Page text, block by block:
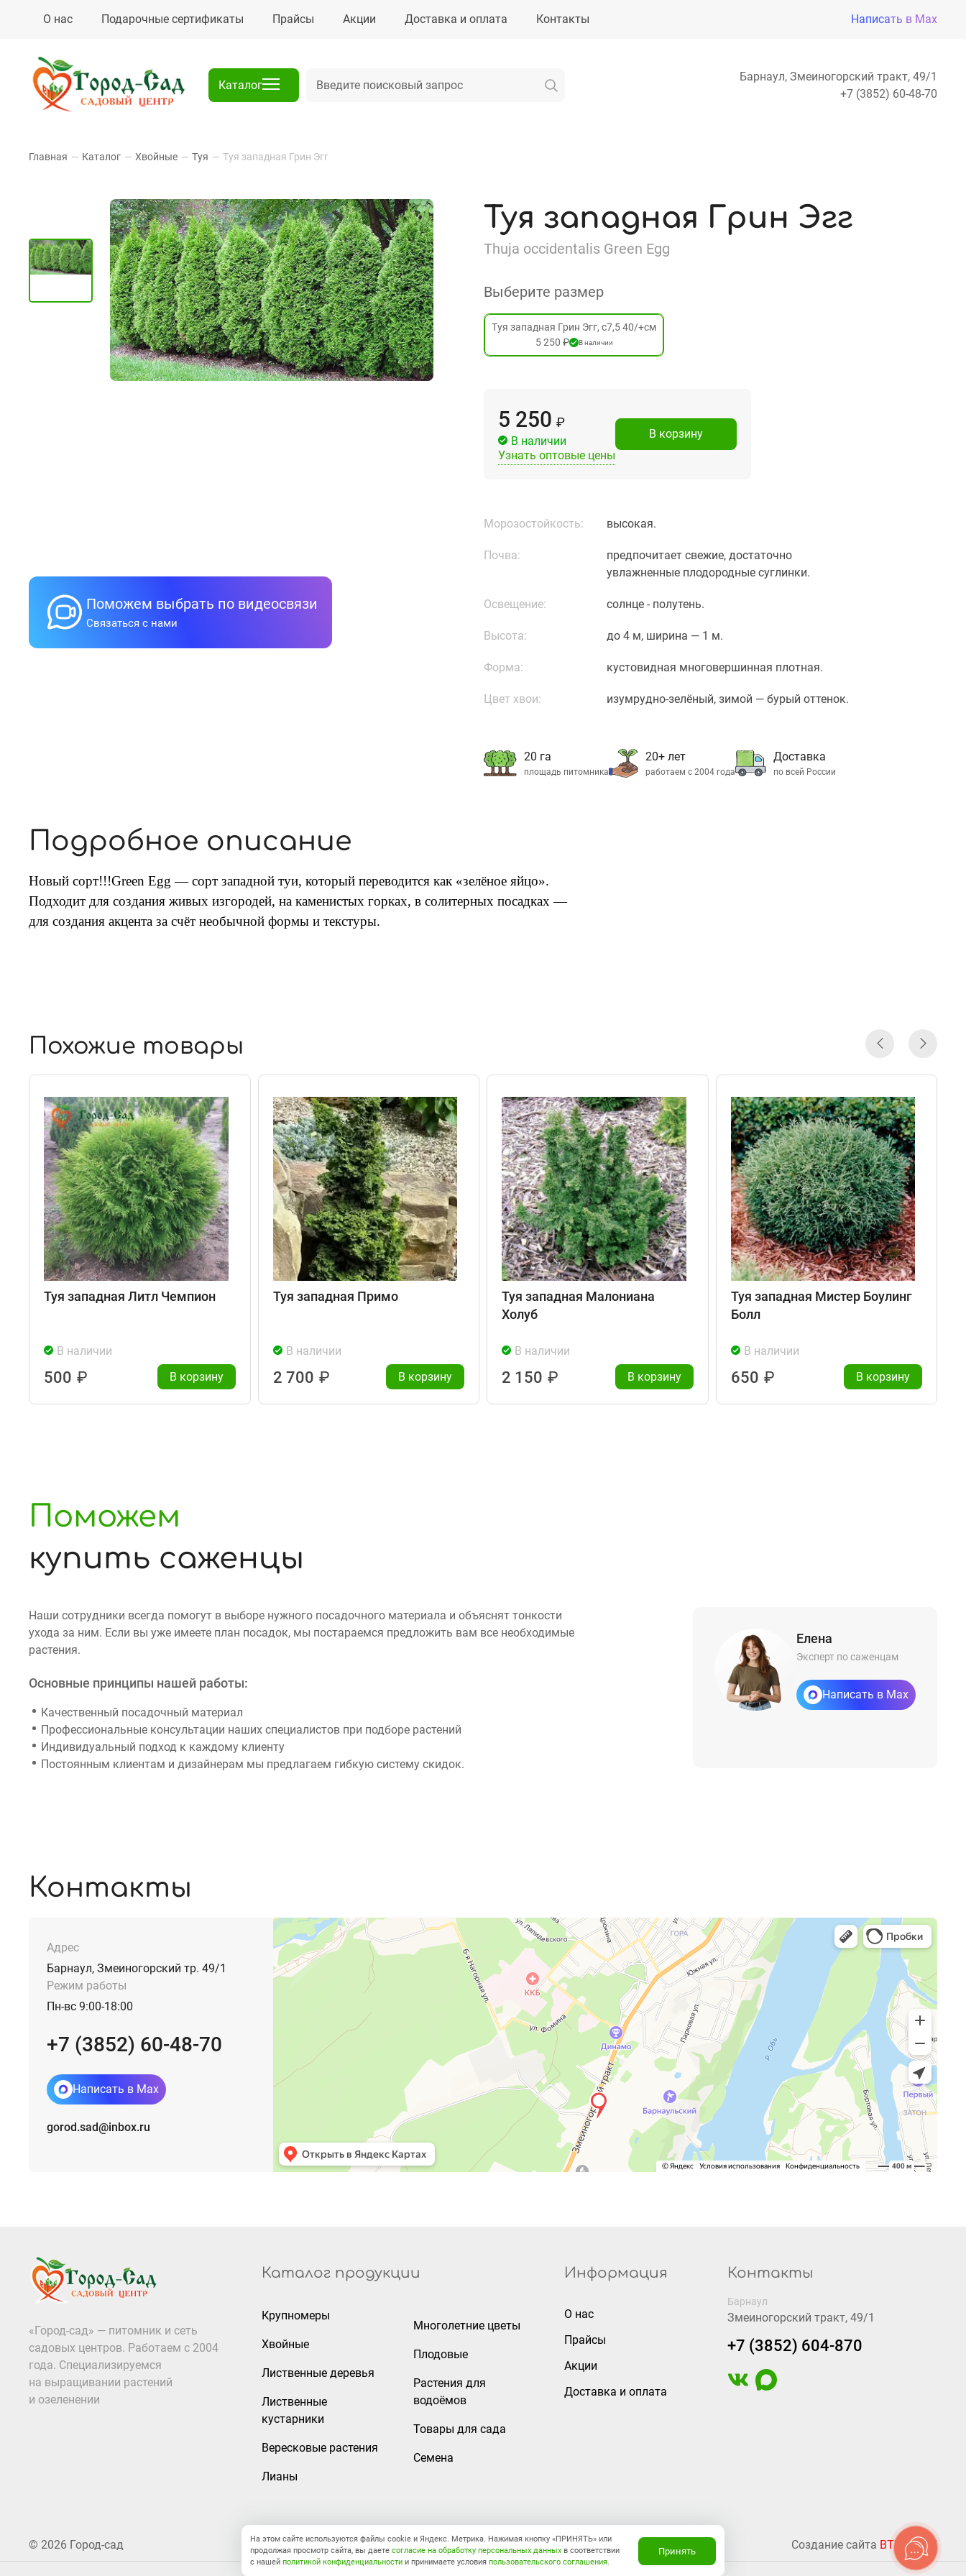
О нас Подарочные сертификаты Прайсы Акции Доставка и оплата Контакты Написать в Max
Каталог
Барнаул, Змеиногорский тракт, 49/1
+7 (3852) 60-48-70
Главная — Каталог — Хвойные — Туя — Туя западная Грин Эгг
Поможем выбрать по видеосвязи
Связаться с нами
Туя западная Грин Эгг
Thuja occidentalis Green Egg
Выберите размер
Туя западная Грин Эгг, c7,5 40/+см
5 250 ₽
В наличии
5 250 ₽
В наличии
Узнать оптовые цены
В корзину
Морозостойкость: высокая.
Почва:
предпочитает свежие, достаточно
увлажненные плодородные суглинки.
Освещение: солнце - полутень.
Высота: до 4 м, ширина — 1 м.
Форма: кустовидная многовершинная плотная.
Цвет хвои: изумрудно-зелёный, зимой — бурый оттенок.
20 га
площадь питомника
20+ лет
работаем с 2004 года
Доставка
по всей России
Подробное описание
Новый сорт!!!Green Egg — сорт западной туи, который переводится как «зелёное яйцо».
Подходит для создания живых изгородей, на каменистых горках, в солитерных посадках —
для создания акцента за счёт необычной формы и текстуры.
Похожие товары
Туя западная Литл Чемпион
В наличии
500 ₽ В корзину
Туя западная Примо
В наличии
2 700 ₽ В корзину
Туя западная Малониана
Холуб
В наличии
2 150 ₽ В корзину
Туя западная Мистер Боулинг
Болл
В наличии
650 ₽ В корзину
Поможем
купить саженцы
Наши сотрудники всегда помогут в выборе нужного посадочного материала и объяснят тонкости
ухода за ним. Если вы уже имеете план посадок, мы постараемся предложить вам все необходимые
растения.
Основные принципы нашей работы:
Качественный посадочный материал
Профессиональные консультации наших специалистов при подборе растений
Индивидуальный подход к каждому клиенту
Постоянным клиентам и дизайнерам мы предлагаем гибкую систему скидок.
Елена
Эксперт по саженцам
Написать в Max
Контакты
Адрес
Барнаул, Змеиногорский тр. 49/1
Режим работы
Пн-вс 9:00-18:00
+7 (3852) 60-48-70
Написать в Max
gorod.sad@inbox.ru
«Город-сад» — питомник и сеть
садовых центров. Работаем с 2004
года. Специализируемся
на выращивании растений
и озеленении
Каталог продукции
Крупномеры
Хвойные
Лиственные деревья
Лиственные
кустарники
Вересковые растения
Лианы
Многолетние цветы
Плодовые
Растения для
водоёмов
Товары для сада
Семена
Информация
О нас
Прайсы
Акции
Доставка и оплата
Контакты
Барнаул
Змеиногорский тракт, 49/1
+7 (3852) 604-870
© 2026 Город-сад Правовая информация Создание сайта BTB Digital
На этом сайте используются файлы cookie и Яндекс. Метрика. Нажимая кнопку «ПРИНЯТЬ» или
продолжая просмотр сайта, вы даете согласие на обработку персональных данных в соответствии
с нашей политикой конфиденциальности и принимаете условия пользовательского соглашения.
Принять